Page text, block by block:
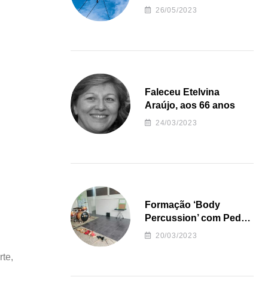
o Concelho
26/05/2023
Faleceu Etelvina
Araújo, aos 66 anos
24/03/2023
Formação ‘Body
Percussion’ com Pedro
Almeida
20/03/2023